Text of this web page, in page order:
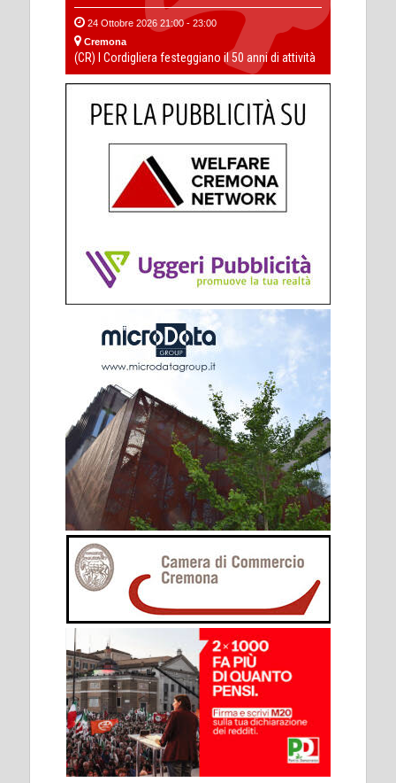
24 Ottobre 2026 21:00 - 23:00
Cremona
(CR) I Cordigliera festeggiano il 50 anni di attività